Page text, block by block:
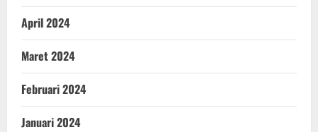
April 2024
Maret 2024
Februari 2024
Januari 2024